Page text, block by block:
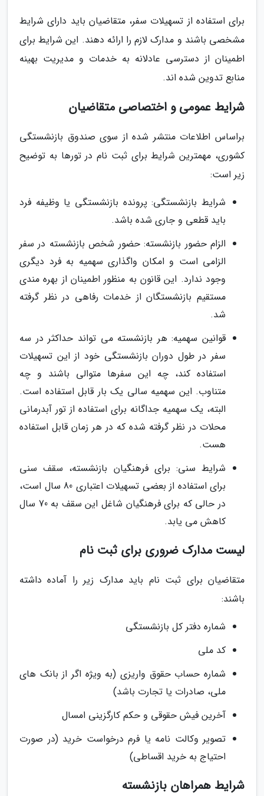
برای استفاده از تسهیلات سفر، متقاضیان باید دارای شرایط
مشخصی باشند و مدارک لازم را ارائه دهند. این شرایط برای
اطمینان از دسترسی عادلانه به خدمات و مدیریت بهینه
منابع تدوین شده اند.
شرایط عمومی و اختصاصی متقاضیان
براساس اطلاعات منتشر شده از سوی صندوق بازنشستگی
کشوری، مهمترین شرایط برای ثبت نام در تورها به توضیح
زیر است:
شرایط بازنشستگی: پرونده بازنشستگی یا وظیفه فرد
باید قطعی و جاری شده باشد.
الزام حضور بازنشسته: حضور شخص بازنشسته در سفر
الزامی است و امکان واگذاری سهمیه به فرد دیگری
وجود ندارد. این قانون به منظور اطمینان از بهره مندی
مستقیم بازنشستگان از خدمات رفاهی در نظر گرفته
شد.
قوانین سهمیه: هر بازنشسته می تواند حداکثر در سه
سفر در طول دوران بازنشستگی خود از این تسهیلات
استفاده کند، چه این سفرها متوالی باشند و چه
متناوب. این سهمیه سالی یک بار قابل استفاده است.
البته، یک سهمیه جداگانه برای استفاده از تور آبدرمانی
محلات در نظر گرفته شده که در هر زمان قابل استفاده
هست.
شرایط سنی: برای فرهنگیان بازنشسته، سقف سنی
برای استفاده از بعضی تسهیلات اعتباری 80 سال است،
در حالی که برای فرهنگیان شاغل این سقف به 70 سال
کاهش می یابد.
لیست مدارک ضروری برای ثبت نام
متقاضیان برای ثبت نام باید مدارک زیر را آماده داشته
باشند:
شماره دفتر کل بازنشستگی
کد ملی
شماره حساب حقوق واریزی (به ویژه اگر از بانک های
ملی، صادرات یا تجارت باشد)
آخرین فیش حقوقی و حکم کارگزینی امسال
تصویر وکالت نامه یا فرم درخواست خرید (در صورت
احتیاج به خرید اقساطی)
شرایط همراهان بازنشسته